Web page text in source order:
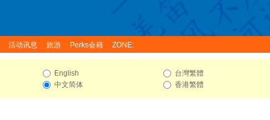
活动讯息 旅游 Perks会籍 ZONE:
English
中文简体
台灣繁體
香港繁體